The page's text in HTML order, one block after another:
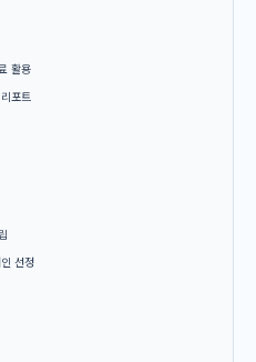
활용
포트
선정